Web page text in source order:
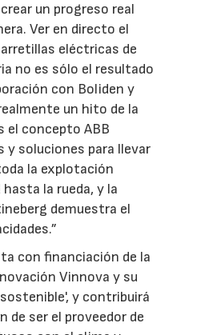
un progreso real
Ver en directo el
eléctricas de
no es sólo el resultado
con Boliden y
un hito de la
el concepto ABB
y soluciones para llevar
la explotación
la rueda, y la
demuestra el
con financiación de la
Vinnova y su
y contribuirá
de ser el proveedor de